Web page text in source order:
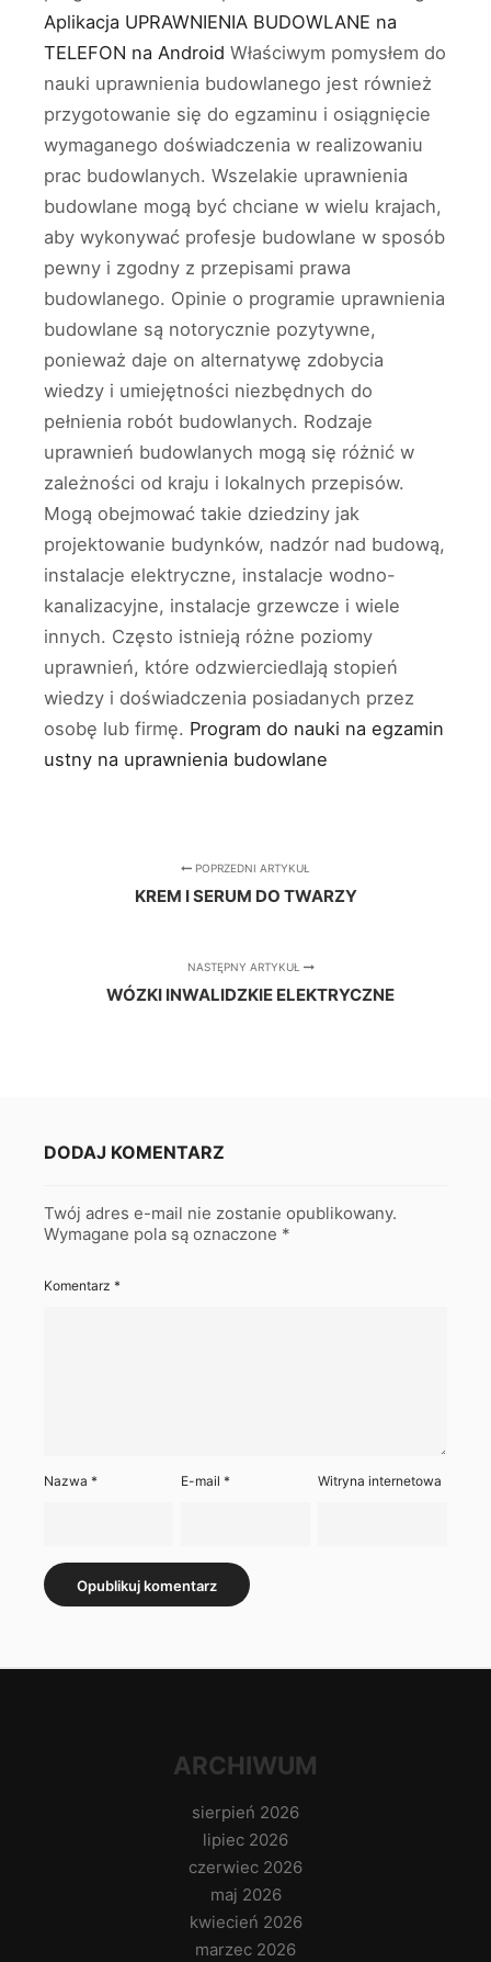
Aplikacja UPRAWNIENIA BUDOWLANE na
TELEFON na Android Właściwym pomysłem do
nauki uprawnienia budowlanego jest również
przygotowanie się do egzaminu i osiągnięcie
wymaganego doświadczenia w realizowaniu
prac budowlanych. Wszelakie uprawnienia
budowlane mogą być chciane w wielu krajach,
aby wykonywać profesje budowlane w sposób
pewny i zgodny z przepisami prawa
budowlanego. Opinie o programie uprawnienia
budowlane są notorycznie pozytywne,
ponieważ daje on alternatywę zdobycia
wiedzy i umiejętności niezbędnych do
pełnienia robót budowlanych. Rodzaje
uprawnień budowlanych mogą się różnić w
zależności od kraju i lokalnych przepisów.
Mogą obejmować takie dziedziny jak
projektowanie budynków, nadzór nad budową,
instalacje elektryczne, instalacje wodno-
kanalizacyjne, instalacje grzewcze i wiele
innych. Często istnieją różne poziomy
uprawnień, które odzwierciedlają stopień
wiedzy i doświadczenia posiadanych przez
osobę lub firmę. Program do nauki na egzamin
ustny na uprawnienia budowlane
POPRZEDNI ARTYKUŁ
KREM I SERUM DO TWARZY
NASTĘPNY ARTYKUŁ
WÓZKI INWALIDZKIE ELEKTRYCZNE
DODAJ KOMENTARZ
Twój adres e-mail nie zostanie opublikowany.
Wymagane pola są oznaczone *
Komentarz *
Nazwa * E-mail* Witryna internetowa
ARCHIWUM
sierpień 2026
lipiec 2026
czerwiec 2026
maj 2026
kwiecień 2026
marzec 2026